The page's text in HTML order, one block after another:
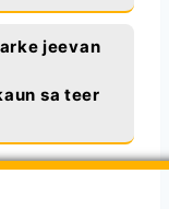
jeevan
sa teer